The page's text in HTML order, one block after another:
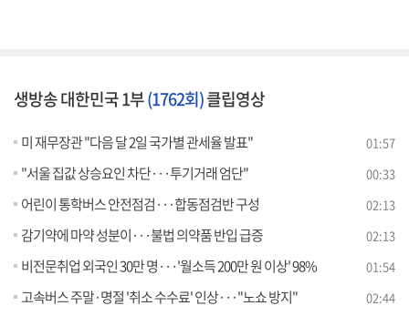
생방송 대한민국 1부(1762회)클립영상
미 재무장관 "다음 달 2일 국가별 관세율 발표" 01:57
"서울 집값 상승요인 차단···투기거래 엄단" 00:33
어린이 통학버스 안전점검···합동점검반 구성 02:13
감기약에 마약 성분이···불법 의약품 반입 급증 02:13
비전문취업 외국인 30만 명···'월소득 200만 원 이상' 98% 01:54
고속버스 주말·명절 '취소 수수료' 인상···"노쇼 방지" 02:44